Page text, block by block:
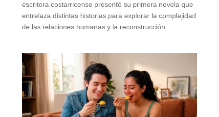
escritora costarricense presentó su primera novela que
entrelaza distintas historias para explorar la complejidad
de las relaciones humanas y la reconstrucción...